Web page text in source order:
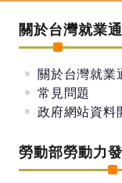
關於台灣就業通
關於台灣就業
常見問題
政府網站資料
勞動部勞動力